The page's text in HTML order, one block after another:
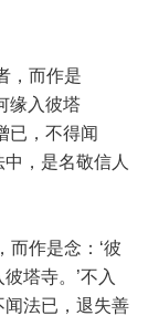
，而作是
缘入彼塔
已，不得闻
，是名敬信人
而作是念：‘彼
塔寺。’不入
法已，退失善